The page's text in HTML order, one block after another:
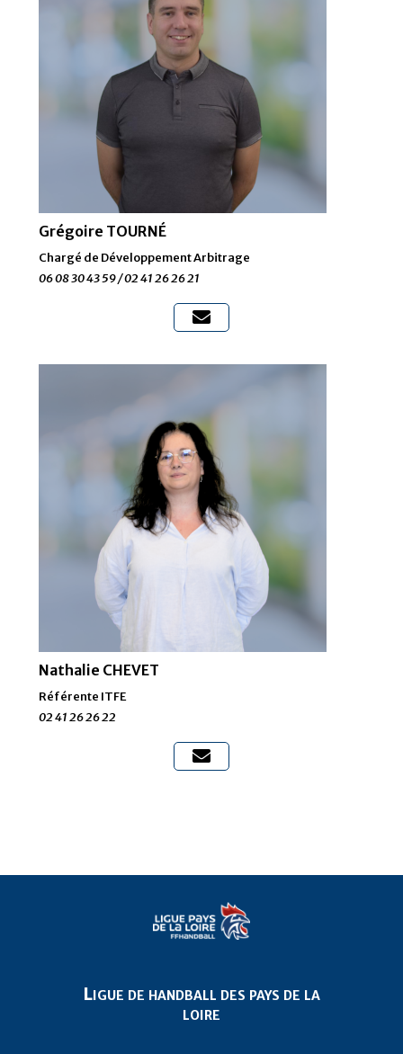
Grégoire TOURNÉ
Chargé de Développement Arbitrage
06 08 30 43 59 / 02 41 26 26 21

Nathalie CHEVET
Référente ITFE
02 4126 26 22

Ligue de handball des pays de la
loire